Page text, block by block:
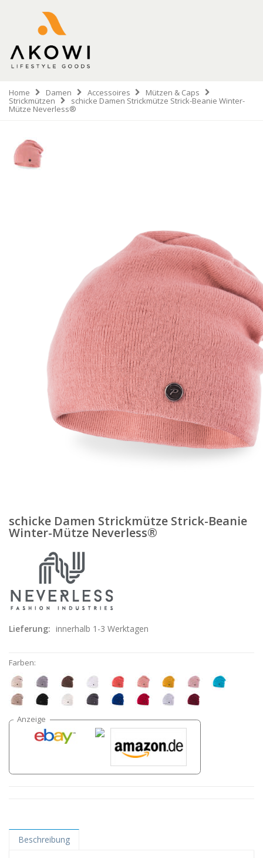
Home Damen Accessoires Mützen & Caps
Strickmützen schicke Damen Strickmütze Strick-Beanie Winter-
Mütze Neverless®
schicke Damen Strickmütze Strick-Beanie
Winter-Mütze Neverless®
Lieferung: innerhalb 1-3 Werktagen
Farben:
Beschreibung